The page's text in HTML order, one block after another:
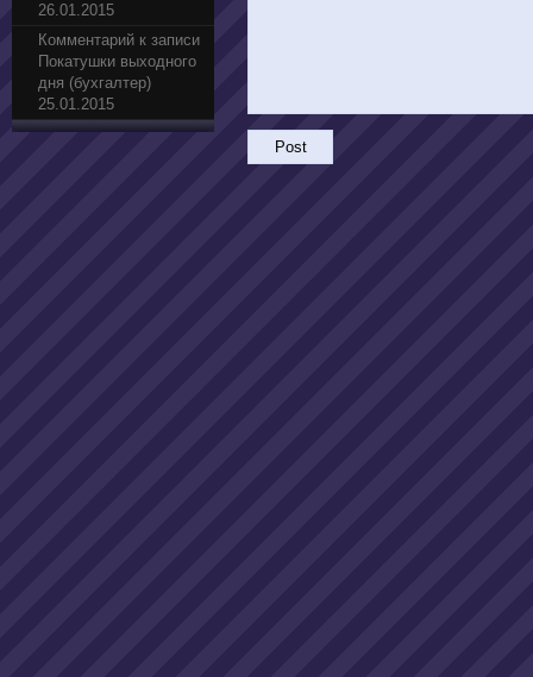
26.01.2015
Комментарий к записи
Покатушки выходного
дня (бухгалтер)
25.01.2015